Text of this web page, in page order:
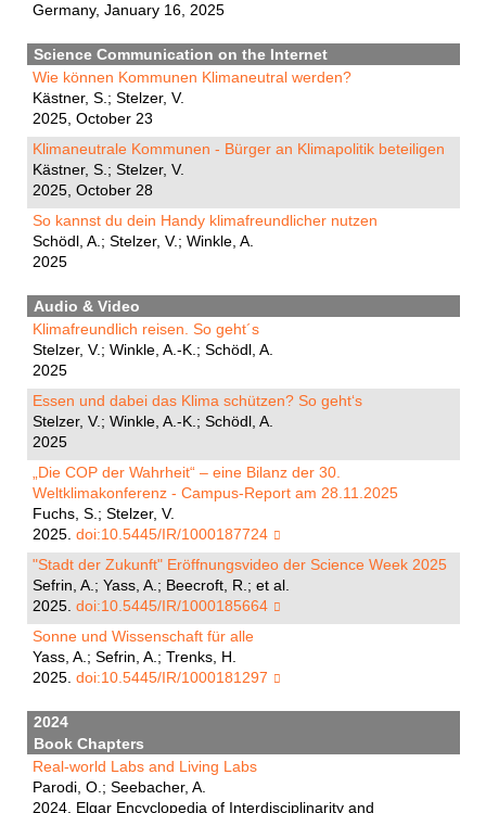
Germany, January 16, 2025
Science Communication on the Internet
Wie können Kommunen Klimaneutral werden?
Kästner, S.; Stelzer, V.
2025, October 23
Klimaneutrale Kommunen - Bürger an Klimapolitik beteiligen
Kästner, S.; Stelzer, V.
2025, October 28
So kannst du dein Handy klimafreundlicher nutzen
Schödl, A.; Stelzer, V.; Winkle, A.
2025
Audio & Video
Klimafreundlich reisen. So geht´s
Stelzer, V.; Winkle, A.-K.; Schödl, A.
2025
Essen und dabei das Klima schützen? So geht‘s
Stelzer, V.; Winkle, A.-K.; Schödl, A.
2025
„Die COP der Wahrheit“ – eine Bilanz der 30.
Weltklimakonferenz - Campus-Report am 28.11.2025
Fuchs, S.; Stelzer, V.
2025. doi:10.5445/IR/1000187724
"Stadt der Zukunft" Eröffnungsvideo der Science Week 2025
Sefrin, A.; Yass, A.; Beecroft, R.; et al.
2025. doi:10.5445/IR/1000185664
Sonne und Wissenschaft für alle
Yass, A.; Sefrin, A.; Trenks, H.
2025. doi:10.5445/IR/1000181297
2024
Book Chapters
Real-world Labs and Living Labs
Parodi, O.; Seebacher, A.
2024. Elgar Encyclopedia of Interdisciplinarity and